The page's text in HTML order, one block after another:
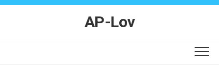
Skip
AP-Lov